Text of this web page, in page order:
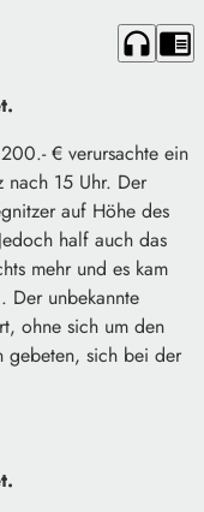
headphones chrome_reader_mode
€ verursachte ein
15 Uhr. Der
auf Höhe des
half auch das
mehr und es kam
Der unbekannte
ohne sich um den
gebeten, sich bei der